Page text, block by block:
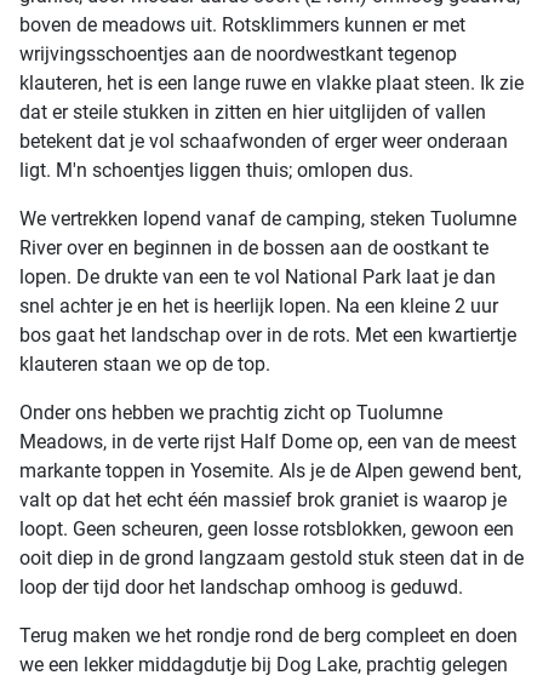
boven de meadows uit. Rotsklimmers kunnen er met
wrijvingsschoentjes aan de noordwestkant tegenop
klauteren, het is een lange ruwe en vlakke plaat steen. Ik zie
dat er steile stukken in zitten en hier uitglijden of vallen
betekent dat je vol schaafwonden of erger weer onderaan
ligt. M'n schoentjes liggen thuis; omlopen dus.
We vertrekken lopend vanaf de camping, steken Tuolumne
River over en beginnen in de bossen aan de oostkant te
lopen. De drukte van een te vol National Park laat je dan
snel achter je en het is heerlijk lopen. Na een kleine 2 uur
bos gaat het landschap over in de rots. Met een kwartiertje
klauteren staan we op de top.
Onder ons hebben we prachtig zicht op Tuolumne
Meadows, in de verte rijst Half Dome op, een van de meest
markante toppen in Yosemite. Als je de Alpen gewend bent,
valt op dat het echt één massief brok graniet is waarop je
loopt. Geen scheuren, geen losse rotsblokken, gewoon een
ooit diep in de grond langzaam gestold stuk steen dat in de
loop der tijd door het landschap omhoog is geduwd.
Terug maken we het rondje rond de berg compleet en doen
we een lekker middagdutje bij Dog Lake, prachtig gelegen